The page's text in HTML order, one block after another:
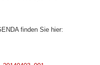
finden Sie hier: